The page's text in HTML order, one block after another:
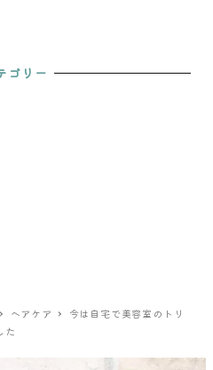
ゴリー
ヘアケア
今は自宅で美容室のトリ
た